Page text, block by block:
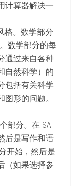
计算器解决一
格。数学部分
数学部分的每
通过来自各种
自然科学）的
包括有关科学
形的问题。
部分。在 SAT
后是写作和语
开始，然后是
（如果选择参